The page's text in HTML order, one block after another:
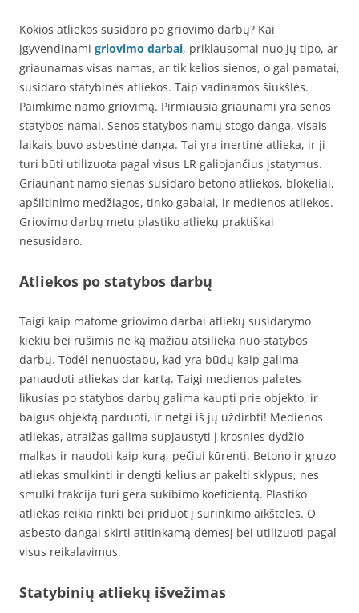
Kokios atliekos susidaro po griovimo darbų? Kai
įgyvendinami griovimo darbai, priklausomai nuo jų tipo, ar
griaunamas visas namas, ar tik kelios sienos, o gal pamatai,
susidaro statybinės atliekos. Taip vadinamos šiukšlės.
Paimkime namo griovimą. Pirmiausia griaunami yra senos
statybos namai. Senos statybos namų stogo danga, visais
laikais buvo asbestinė danga. Tai yra inertinė atlieka, ir ji
turi būti utilizuota pagal visus LR galiojančius įstatymus.
Griaunant namo sienas susidaro betono atliekos, blokeliai,
apšiltinimo medžiagos, tinko gabalai, ir medienos atliekos.
Griovimo darbų metu plastiko atliekų praktiškai
nesusidaro.
Atliekos po statybos darbų
Taigi kaip matome griovimo darbai atliekų susidarymo
kiekiu bei rūšimis ne ką mažiau atsilieka nuo statybos
darbų. Todėl nenuostabu, kad yra būdų kaip galima
panaudoti atliekas dar kartą. Taigi medienos paletes
likusias po statybos darbų galima kaupti prie objekto, ir
baigus objektą parduoti, ir netgi iš jų uždirbti! Medienos
atliekas, atraižas galima supjaustyti į krosnies dydžio
malkas ir naudoti kaip kurą, pečiui kūrenti. Betono ir gruzo
atliekas smulkinti ir dengti kelius ar pakelti sklypus, nes
smulki frakcija turi gera sukibimo koeficientą. Plastiko
atliekas reikia rinkti bei priduot į surinkimo aikšteles. O
asbesto dangai skirti atitinkamą dėmesį bei utilizuoti pagal
visus reikalavimus.
Statybinių atliekų išvežimas